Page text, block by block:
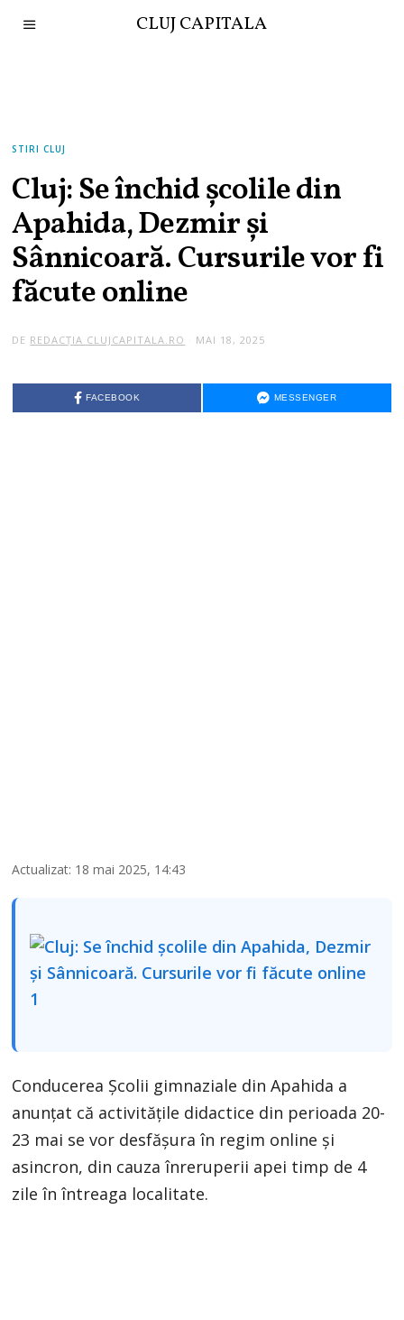
CLUJ CAPITALA
STIRI CLUJ
Cluj: Se închid școlile din
Apahida, Dezmir și
Sânnicoară. Cursurile vor fi
făcute online
DE REDACȚIA CLUJCAPITALA.RO MAI 18, 2025
FACEBOOK MESSENGER
Actualizat: 18 mai 2025, 14:43
Conducerea Școlii gimnaziale din Apahida a
anunțat că activitățile didactice din perioada 20-
23 mai se vor desfășura în regim online și
asincron, din cauza înreruperii apei timp de 4
zile în întreaga localitate.